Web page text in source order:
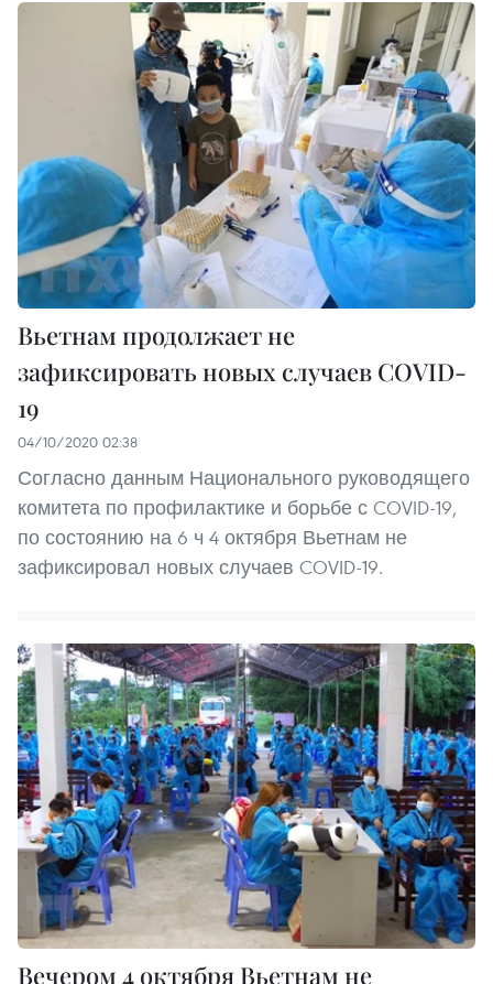
Вьетнам продолжает не
зафиксировать новых случаев COVID-
19
04/10/2020 02:38
Согласно данным Национального руководящего
комитета по профилактике и борьбе с COVID-19,
по состоянию на 6 ч 4 октября Вьетнам не
зафиксировал новых случаев COVID-19.
Вечером 4 октября Вьетнам не